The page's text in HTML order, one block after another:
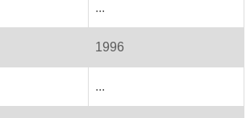
...
1996
...